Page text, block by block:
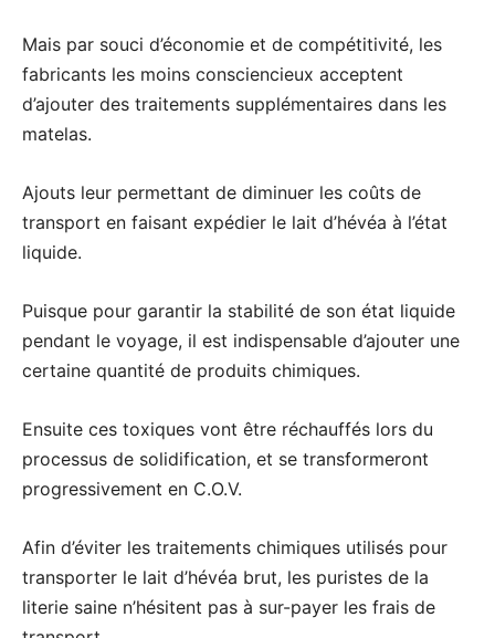
Mais par souci d’économie et de compétitivité, les
fabricants les moins consciencieux acceptent
d’ajouter des traitements supplémentaires dans les
matelas.
Ajouts leur permettant de diminuer les coûts de
transport en faisant expédier le lait d’hévéa à l’état
liquide.
Puisque pour garantir la stabilité de son état liquide
pendant le voyage, il est indispensable d’ajouter une
certaine quantité de produits chimiques.
Ensuite ces toxiques vont être réchauffés lors du
processus de solidification, et se transformeront
progressivement en C.O.V.
Afin d’éviter les traitements chimiques utilisés pour
transporter le lait d’hévéa brut, les puristes de la
literie saine n’hésitent pas à sur-payer les frais de